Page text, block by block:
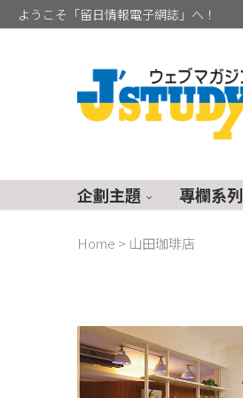
ようこそ「留日情報電子網誌」へ！
企劃主題 專欄系列
Home > 山田珈琲店